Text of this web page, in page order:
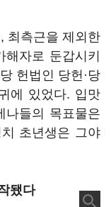
최측근을 제외한
자로 둔갑시키
헌법인 당헌·당
에 있었다. 입맛
나들의 목표물은
초년생은 그야
됐다